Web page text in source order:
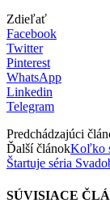
Zdieľať
Facebook
Twitter
Pinterest
WhatsApp
Linkedin
Telegram
Predchádzajúci
Ďalší článokKoľko
Štartuje séria
SÚVISIACE